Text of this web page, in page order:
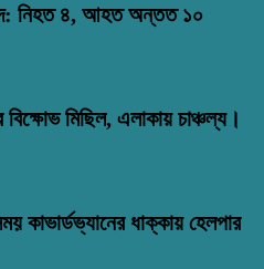
নিহত ৪, আহত অন্তত ১০
মিছিল, এলাকায় চাঞ্চল্য।
কাভার্ডভ্যানের ধাক্কায় হেলপার